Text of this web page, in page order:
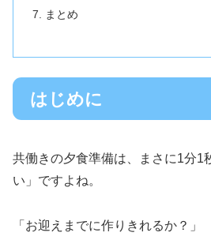
まとめ
はじめに
共働きの夕食準備は、まさに1分1
い」ですよね。
「お迎えまでに作りきれるか？」